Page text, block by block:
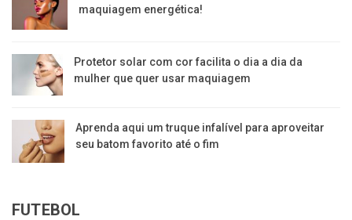
maquiagem energética!
Protetor solar com cor facilita o dia a dia da
mulher que quer usar maquiagem
Aprenda aqui um truque infalível para aproveitar
seu batom favorito até o fim
FUTEBOL